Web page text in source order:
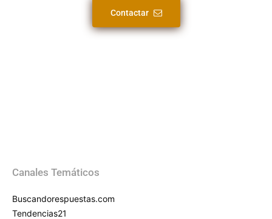
Contactar
Canales Temáticos
Buscandorespuestas.com
Tendencias21